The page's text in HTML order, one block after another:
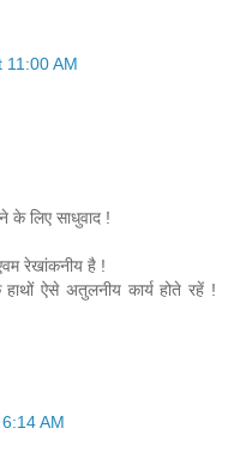
11:00 AM
के लिए साधुवाद !
रेखांकनीय है !
ऐसे अतुलनीय कार्य होते रहें !
AM